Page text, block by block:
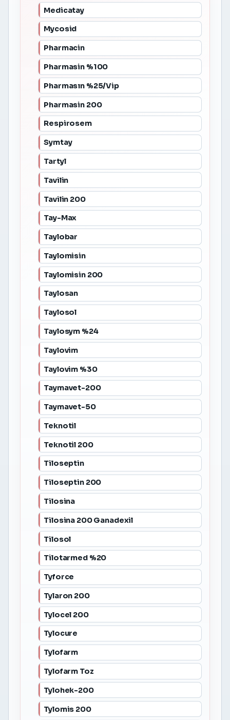
Medicatay
Mycosid
Pharmacin
Pharmasin %100
Pharmasın %25/Vip
Pharmasin 200
Respirosem
Symtay
Tartyl
Tavilin
Tavilin 200
Tay-Max
Taylobar
Taylomisin
Taylomisin 200
Taylosan
Taylosol
Taylosym %24
Taylovim
Taylovim %30
Taymavet-200
Taymavet-50
Teknotil
Teknotil 200
Tiloseptin
Tiloseptin 200
Tilosina
Tilosina 200 Ganadexil
Tilosol
Tilotarmed %20
Tyforce
Tylaron 200
Tylocel 200
Tylocure
Tylofarm
Tylofarm Toz
Tylohek-200
Tylomis 200